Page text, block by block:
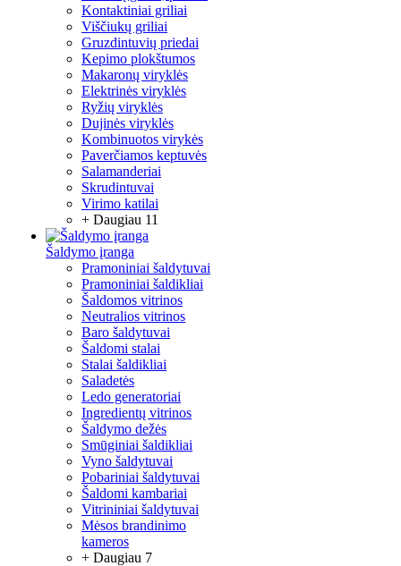
Kontaktiniai griliai
Viščiukų griliai
Gruzdintuvių priedai
Kepimo plokštumos
Makaronų viryklės
Elektrinės viryklės
Ryžių viryklės
Dujinės viryklės
Kombinuotos virykės
Paverčiamos keptuvės
Salamanderiai
Skrudintuvai
Virimo katilai
+ Daugiau 11
Šaldymo įranga
Pramoniniai šaldytuvai
Pramoniniai šaldikliai
Šaldomos vitrinos
Neutralios vitrinos
Baro šaldytuvai
Šaldomi stalai
Stalai šaldikliai
Saladetės
Ledo generatoriai
Ingredientų vitrinos
Šaldymo dežės
Smūginiai šaldikliai
Vyno šaldytuvai
Pobariniai šaldytuvai
Šaldomi kambariai
Vitrininiai šaldytuvai
Mėsos brandinimo
kameros
+ Daugiau 7